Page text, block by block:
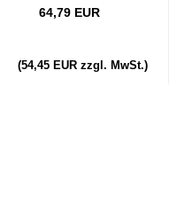
64,79 EUR
(54,45 EUR zzgl. MwSt.)